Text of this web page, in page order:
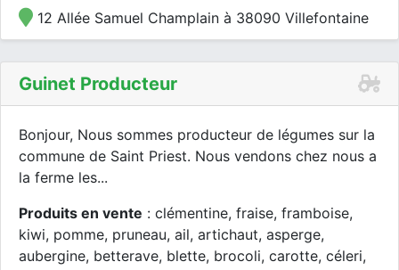
12 Allée Samuel Champlain à 38090 Villefontaine
Guinet Producteur
Bonjour, Nous sommes producteur de légumes sur la
commune de Saint Priest. Nous vendons chez nous a
la ferme les...
Produits en vente : clémentine, fraise, framboise,
kiwi, pomme, pruneau, ail, artichaut, asperge,
aubergine, betterave, blette, brocoli, carotte, céleri,